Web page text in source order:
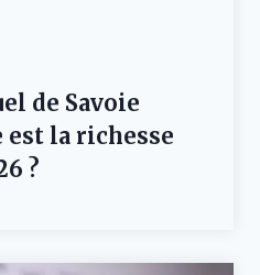
de Savoie
est la richesse
?